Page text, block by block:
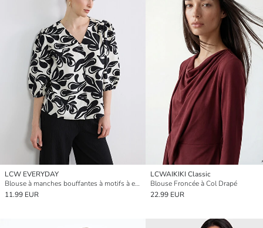
LCW EVERYDAY
Blouse à manches bouffantes à motifs à encolure en V
11.99 EUR
LCWAIKIKI Classic
Blouse Froncée à Col Drapé
22.99 EUR